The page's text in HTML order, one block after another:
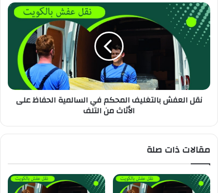
نقل العفش بالتغليف المحكم في السالمية الحفاظ على
الأثاث من التلف
مقالات ذات صلة